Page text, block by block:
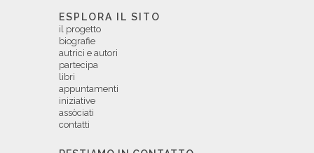
ESPLORA IL SITO
il progetto
biografie
autrici e autori
partecipa
libri
appuntamenti
iniziative
assòciati
contatti